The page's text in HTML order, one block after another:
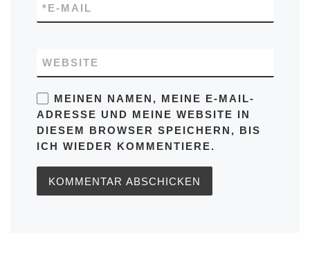
E-MAIL
*
WEBSITE
MEINEN NAMEN, MEINE E-MAIL-
ADRESSE UND MEINE WEBSITE IN
DIESEM BROWSER SPEICHERN, BIS
ICH WIEDER KOMMENTIERE.